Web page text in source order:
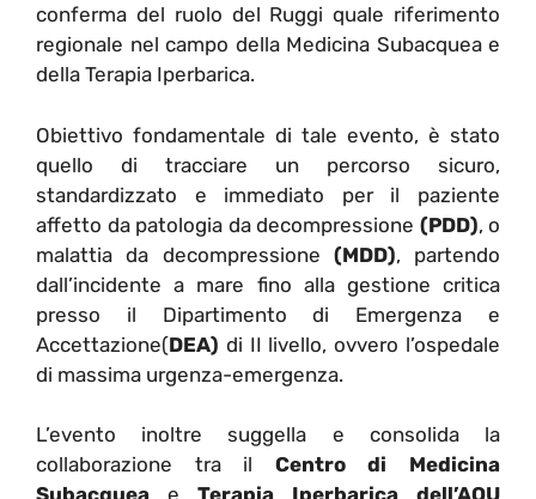
conferma del ruolo del Ruggi quale riferimento
regionale nel campo della Medicina Subacquea e
della Terapia Iperbarica.
Obiettivo fondamentale di tale evento, è stato
quello di tracciare un percorso sicuro,
standardizzato e immediato per il paziente
affetto da patologia da decompressione (PDD), o
malattia da decompressione (MDD), partendo
dall’incidente a mare fino alla gestione critica
presso il Dipartimento di Emergenza e
Accettazione(DEA) di II livello, ovvero l’ospedale
di massima urgenza-emergenza.
L’evento inoltre suggella e consolida la
collaborazione tra il Centro di Medicina